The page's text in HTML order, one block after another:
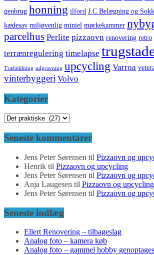
genbrug honning ilford J.C Belægning og
kædesav miljøvenlig miniel mørkekammer
parcelhus Perlite pizzaovn renovering retro
terrænregulering timelapse
Træfældning udgravning upcycling Varroa
vinterbyggeri Volvo
Kategorier
Kategorier
Seneste kommentarer
Jens Peter Sørensen til Pizzaovn og
Henrik til Pizzaovn og upcycling
Jens Peter Sørensen til Pizzaovn og
Anja Laugesen til Pizzaovn og upcycling
Jens Peter Sørensen til Pizzaovn og
Seneste indlæg
Ellert Renovering – tilbageslag
Analog foto – kamera køb
Analog foto – gammel hobby genoptages